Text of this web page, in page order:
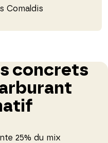
Comaldis
concrets
25% du mix